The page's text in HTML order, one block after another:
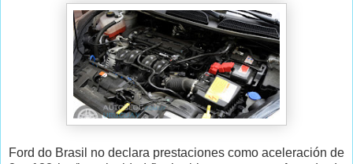
Ford do Brasil no declara prestaciones como aceleración de